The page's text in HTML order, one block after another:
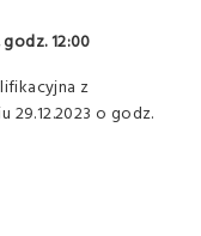
12:00
z
29.12.2023 o godz.